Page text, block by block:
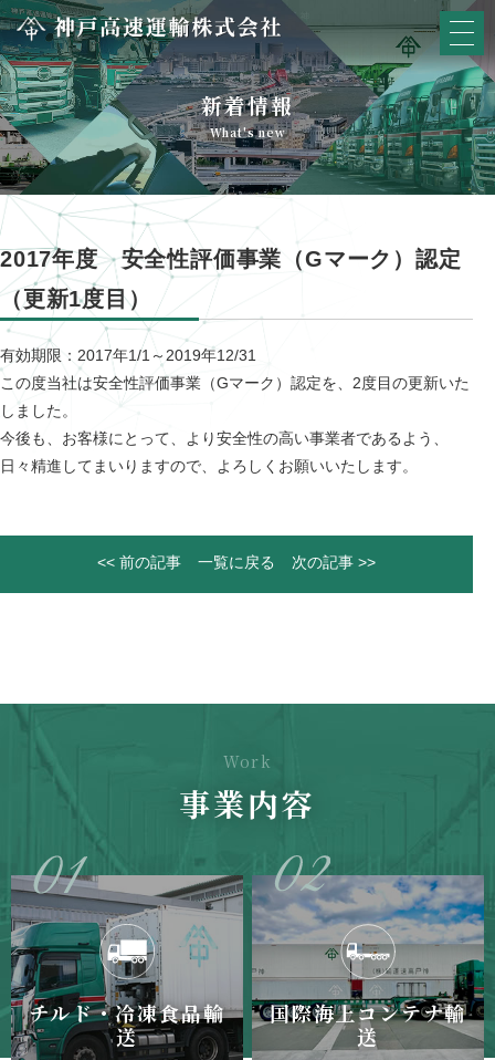
新着情報
What's new
2017年度 安全性評価事業（Gマーク）認定
（更新1度目）
有効期限：2017年1/1～2019年12/31
この度当社は安全性評価事業（Gマーク）認定を、2度目の更新いた
しました。
今後も、お客様にとって、より安全性の高い事業者であるよう、
日々精進してまいりますので、よろしくお願いいたします。
<< 前の記事 一覧に戻る 次の記事 >>
Work
事業内容
チルド・冷凍食品輸
送
国際海上コンテナ輸
送